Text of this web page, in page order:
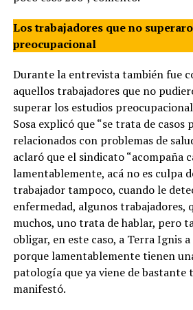
Los trabajadores que no
preocupacional
Durante la entrevista también fue
aquellos trabajadores que no
superar los estudios
Sosa explicó que “se trata de casos
relacionados con problemas de
aclaró que el sindicato “acompaña
lamentablemente, acá no es culpa
trabajador tampoco, cuando le
enfermedad, algunos trabajadores,
muchos, uno trata de hablar, pero
obligar, en este caso, a Terra Ignis
porque lamentablemente tienen
patología que ya viene de bastante
manifestó.